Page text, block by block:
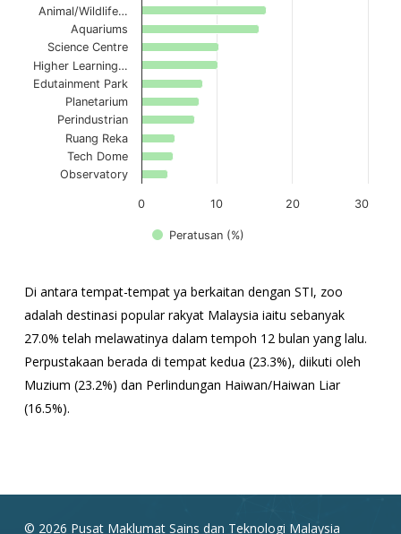
The chart has 1 Y axis displaying values. Data ranges from 3.5 to
Peratusan (%)
0 10 20 30
Animal/Wildlife…
Aquariums
Science Centre
Higher Learning…
Edutainment Park
Planetarium
Perindustrian
Ruang Reka
Tech Dome
Observatory
Di antara tempat-tempat ya berkaitan dengan STI, zoo
adalah destinasi popular rakyat Malaysia iaitu sebanyak
27.0% telah melawatinya dalam tempoh 12 bulan yang lalu.
Perpustakaan berada di tempat kedua (23.3%), diikuti oleh
Muzium (23.2%) dan Perlindungan Haiwan/Haiwan Liar
(16.5%).
© 2026 Pusat Maklumat Sains dan Teknologi Malaysia